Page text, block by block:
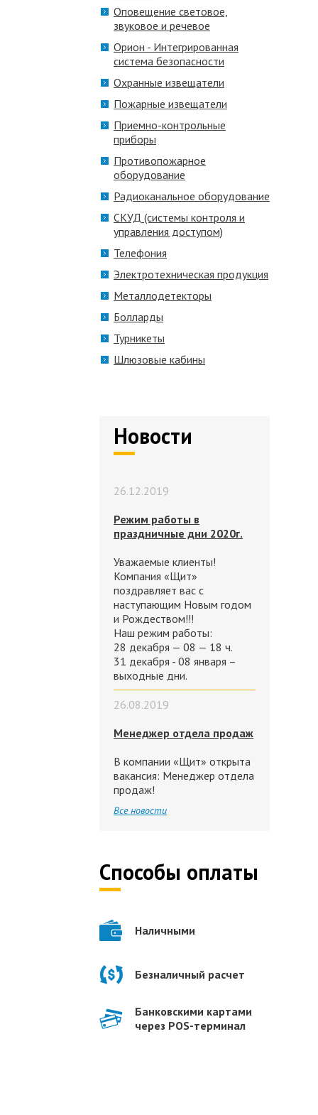
Оповещение световое,
звуковое и речевое
Орион - Интегрированная
система безопасности
Охранные извещатели
Пожарные извещатели
Приемно-контрольные
приборы
Противопожарное
оборудование
Радиоканальное оборудование
СКУД (системы контроля и
управления доступом)
Телефония
Электротехническая продукция
Металлодетекторы
Болларды
Турникеты
Шлюзовые кабины
Новости
26.12.2019
Режим работы в
праздничные дни 2020г.
Уважаемые клиенты!
Компания «Щит»
поздравляет вас с
наступающим Новым годом
и Рождеством!!!
Наш режим работы:
28 декабря — 08 — 18 ч.
31 декабря - 08 января –
выходные дни.
26.08.2019
Менеджер отдела продаж
В компании «Щит» открыта
вакансия: Менеджер отдела
продаж!
Все новости
Способы оплаты
Наличными
Безналичный расчет
Банковскими картами
через POS-терминал